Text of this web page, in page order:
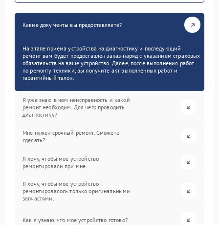
Какие документы вы предоставляете?
На этапе приема устройства на диагностику и последующий
ремонт вам будет предоставлен заказ-наряд с указанием страховых
обязательств на ваше устройство. Далее, после выполнения работ
по ремонту техники, вы получите акт выполненных работ и
гарантийный талон.
Я уже знаю в чем неисправность и какой
ремонт необходим. Для чего проводить
диагностику?
Мне нужен срочный ремонт. Сможете
сделать?
Я хочу, чтобы мое устройство
ремонтировали при мне.
Я хочу, чтобы мое устройство
ремонтировалось только оригинальными
запчастями.
Как я узнаю, что мое устройство готово?